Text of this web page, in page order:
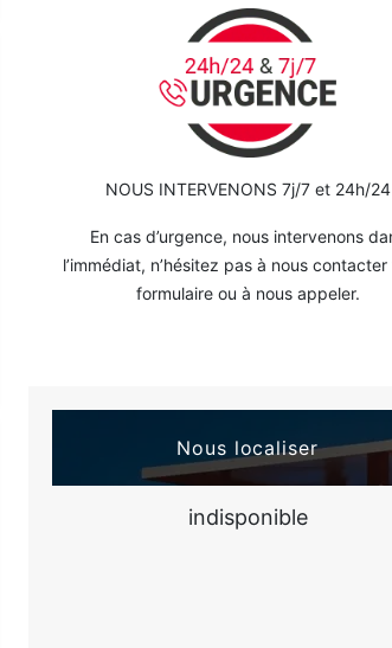
NOUS INTERVENONS 7j/7 et 24h/24
En cas d’urgence, nous intervenons
l’immédiat, n’hésitez pas à nous
formulaire ou à nous appeler.
Nous localiser
indisponible